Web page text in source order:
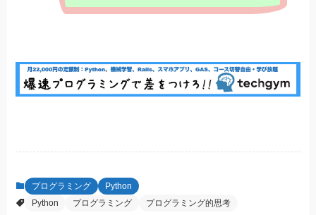
プログラミング
Python
Python
プログラミング プログラミング的思考